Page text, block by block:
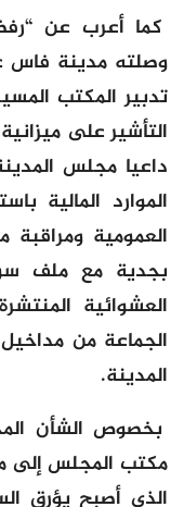
كما أعرب عن
وصلته مدينة فاس
تدبير المكتب
التأشير على
داعيا مجلس
الموارد المالية
العمومية ومراقبة
بجدية مع ملف
العشوائية
الجماعة من
المدينة.
بخصوص الشأن
مكتب المجلس إلى
الذي أصبح يؤرق